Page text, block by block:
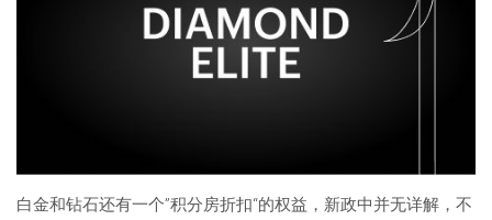
白金和钻石还有一个”积分房折扣“的权益，新政中并无详解，不